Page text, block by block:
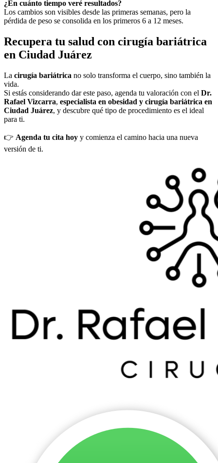
¿En cuánto tiempo veré resultados?
Los cambios son visibles desde las primeras semanas, pero la
pérdida de peso se consolida en los primeros 6 a 12 meses.
Recupera tu salud con cirugía bariátrica
en Ciudad Juárez
La cirugía bariátrica no solo transforma el cuerpo, sino también la
vida.
Si estás considerando dar este paso, agenda tu valoración con el Dr.
Rafael Vizcarra, especialista en obesidad y cirugía bariátrica en
Ciudad Juárez, y descubre qué tipo de procedimiento es el ideal
para ti.
👉 Agenda tu cita hoy y comienza el camino hacia una nueva
versión de ti.